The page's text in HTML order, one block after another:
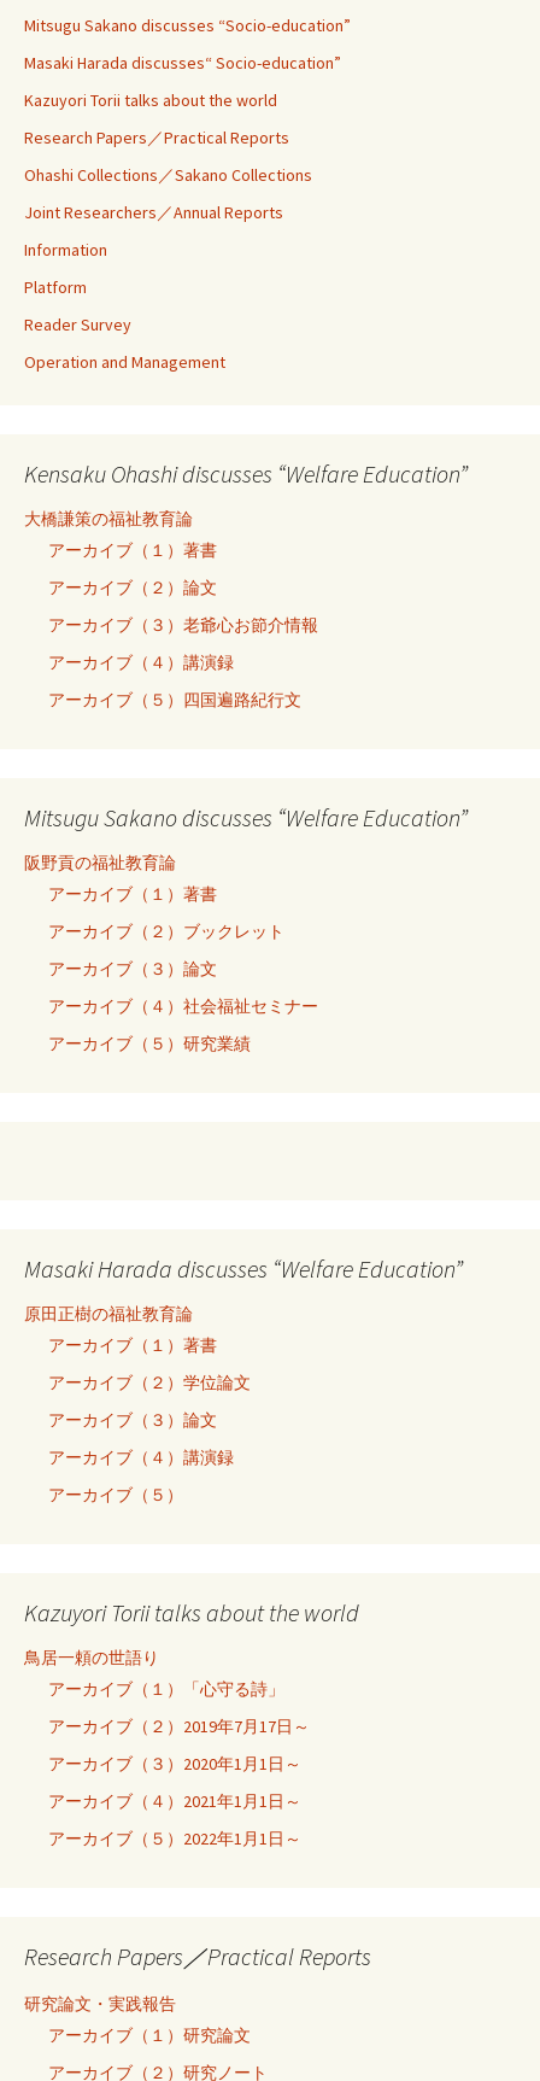
Mitsugu Sakano discusses “Socio-education”
Masaki Harada discusses“ Socio-education”
Kazuyori Torii talks about the world
Research Papers／Practical Reports
Ohashi Collections／Sakano Collections
Joint Researchers／Annual Reports
Information
Platform
Reader Survey
Operation and Management
Kensaku Ohashi discusses “Welfare Education”
大橋謙策の福祉教育論
アーカイブ（１）著書
アーカイブ（２）論文
アーカイブ（３）老爺心お節介情報
アーカイブ（４）講演録
アーカイブ（５）四国遍路紀行文
Mitsugu Sakano discusses “Welfare Education”
阪野貢の福祉教育論
アーカイブ（１）著書
アーカイブ（２）ブックレット
アーカイブ（３）論文
アーカイブ（４）社会福祉セミナー
アーカイブ（５）研究業績
Masaki Harada discusses “Welfare Education”
原田正樹の福祉教育論
アーカイブ（１）著書
アーカイブ（２）学位論文
アーカイブ（３）論文
アーカイブ（４）講演録
アーカイブ（５）
Kazuyori Torii talks about the world
鳥居一頼の世語り
アーカイブ（１）「心守る詩」
アーカイブ（２）2019年7月17日～
アーカイブ（３）2020年1月1日～
アーカイブ（４）2021年1月1日～
アーカイブ（５）2022年1月1日～
Research Papers／Practical Reports
研究論文・実践報告
アーカイブ（１）研究論文
アーカイブ（２）研究ノート